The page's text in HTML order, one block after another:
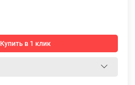
Купить в 1 клик